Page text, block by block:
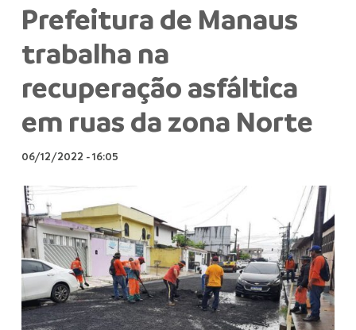
Prefeitura de Manaus
trabalha na
recuperação asfáltica
em ruas da zona Norte
06/12/2022 -16:05